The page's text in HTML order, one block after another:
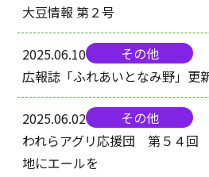
大豆情報 第２号
2025.06.10
その他
広報誌「ふれあいとなみ野」更
2025.06.02
その他
われらアグリ応援団 第５４
地にエールを